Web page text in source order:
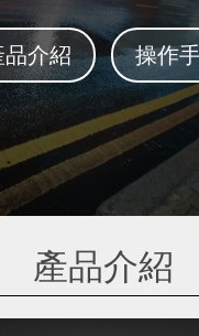
品介紹 操作
產品介紹